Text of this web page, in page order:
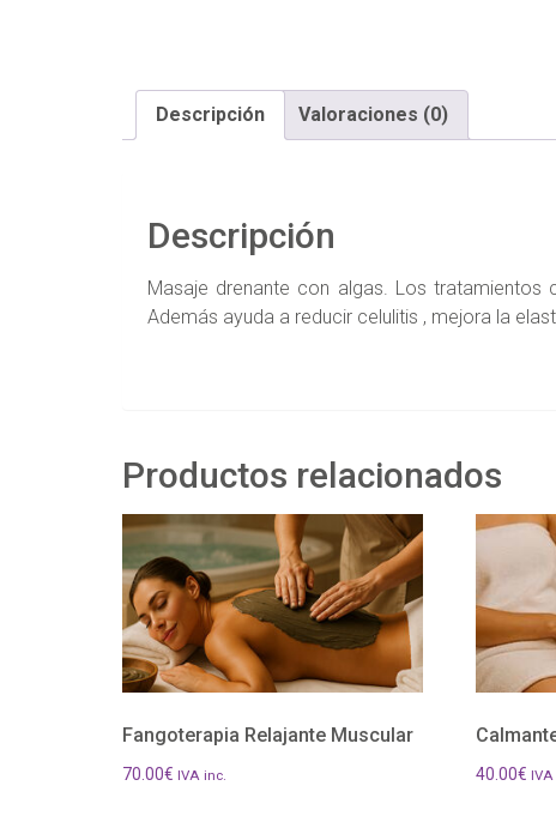
Descripción Valoraciones (0)
Descripción
Masaje drenante con algas. Los
Además ayuda a reducir celulitis , mejora la
Productos relacionados
Fangoterapia Relajante Muscular
70.00€ IVA inc. 40.00€ IVA